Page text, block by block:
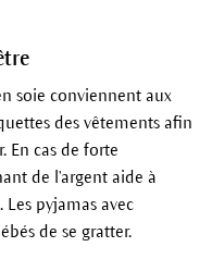
soie conviennent aux
des vêtements afin
En cas de forte
de l'argent aide à
pyjamas avec
de se gratter.